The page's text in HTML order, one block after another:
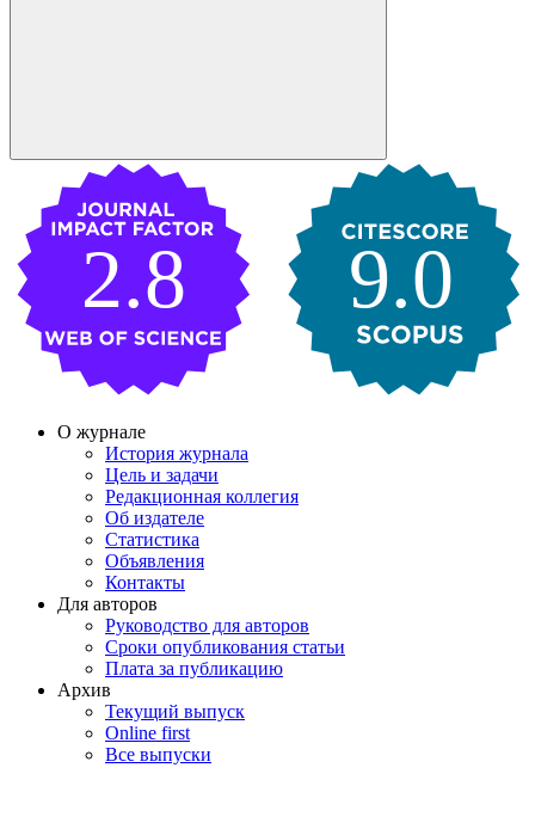
9.0
2.8
О журнале
История журнала
Цель и задачи
Редакционная коллегия
Об издателе
Статистика
Объявления
Контакты
Для авторов
Руководство для авторов
Сроки опубликования статьи
Плата за публикацию
Архив
Текущий выпуск
Online first
Все выпуски